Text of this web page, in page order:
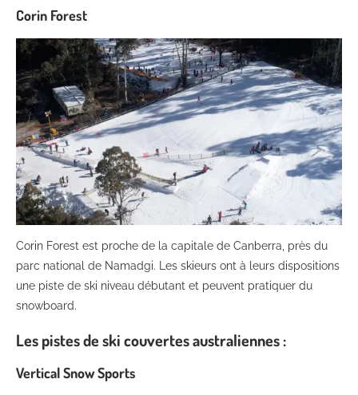
Corin Forest
Corin Forest est proche de la capitale de Canberra, près du
parc national de Namadgi. Les skieurs ont à leurs dispositions
une piste de ski niveau débutant et peuvent pratiquer du
snowboard.
Les pistes de ski couvertes australiennes :
Vertical Snow Sports